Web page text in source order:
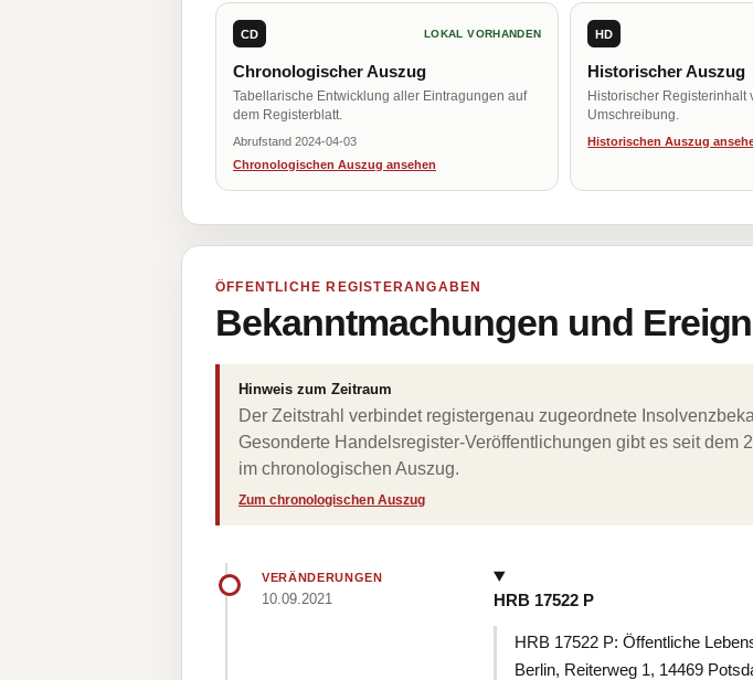
CD LOKAL VORHANDEN
Chronologischer Auszug
Tabellarische Entwicklung aller Eintragungen auf
dem Registerblatt.
Abrufstand 2024-04-03
Chronologischen Auszug ansehen
HD
Historischer Auszug
Historischer Registerinhalt
Umschreibung.
Historischen Auszug
ÖFFENTLICHE REGISTERANGABEN
Bekanntmachungen und
Hinweis zum Zeitraum
Der Zeitstrahl verbindet registergenau zugeordnete
Gesonderte Handelsregister-Veröffentlichungen gibt es seit dem
im chronologischen Auszug.
Zum chronologischen Auszug
VERÄNDERUNGEN
10.09.2021 HRB 17522 P
HRB 17522 P: Öffentliche
Berlin, Reiterweg 1, 14469